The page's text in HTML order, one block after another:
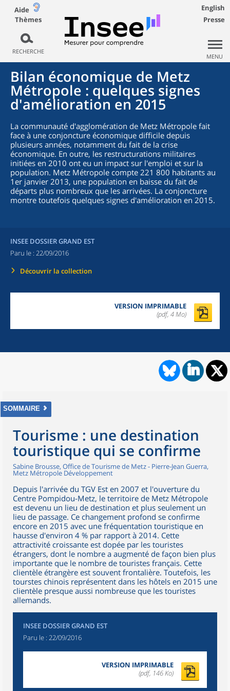
Aide
Thèmes
RECHERCHE
English
Presse
MENU
Bilan économique de Metz
Métropole : quelques signes
d'amélioration en 2015
La communauté d'agglomération de Metz Métropole fait
face à une conjoncture économique difficile depuis
plusieurs années, notamment du fait de la crise
économique. En outre, les restructurations militaires
initiées en 2010 ont eu un impact sur l'emploi et sur la
population. Metz Métropole compte 221 800 habitants au
1er janvier 2013, une population en baisse du fait de
départs plus nombreux que les arrivées. La conjoncture
montre toutefois quelques signes d'amélioration en 2015.
INSEE DOSSIER GRAND EST
Paru le : 22/09/2016
Découvrir la collection
VERSION IMPRIMABLE
(pdf, 4 Mo)
SOMMAIRE
Tourisme : une destination
touristique qui se confirme
Sabine Brousse, Office de Tourisme de Metz - Pierre-Jean Guerra,
Metz Métropole Développement
Depuis l'arrivée du TGV Est en 2007 et l'ouverture du
Centre Pompidou-Metz, le territoire de Metz Métropole
est devenu un lieu de destination et plus seulement un
lieu de passage. Ce changement profond se confirme
encore en 2015 avec une fréquentation touristique en
hausse d'environ 4 % par rapport à 2014. Cette
attractivité croissante est dopée par les touristes
étrangers, dont le nombre a augmenté de façon bien plus
importante que le nombre de touristes français. Cette
clientèle étrangère est souvent frontalière. Toutefois, les
tourstes chinois représentent dans les hôtels en 2015 une
clientèle presque aussi nombreuse que les touristes
allemands.
INSEE DOSSIER GRAND EST
Paru le : 22/09/2016
VERSION IMPRIMABLE
(pdf, 146 Ko)